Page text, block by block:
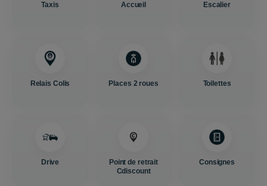
Taxis Accueil Escalier
Relais Colis Places 2 roues Toilettes
Drive
Point de retrait
Cdiscount
Consignes